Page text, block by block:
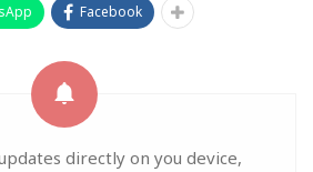
Facebook
directly on you device,